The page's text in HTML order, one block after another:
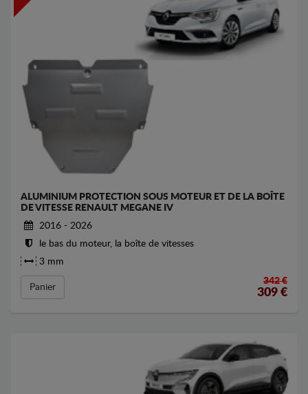
ALUMINIUM PROTECTION SOUS MOTEUR ET DE LA BOÎTE
DE VITESSE RENAULT MEGANE IV
2016 - 2026
le bas du moteur, la boîte de vitesses
3 mm
Panier
342 €
309 €